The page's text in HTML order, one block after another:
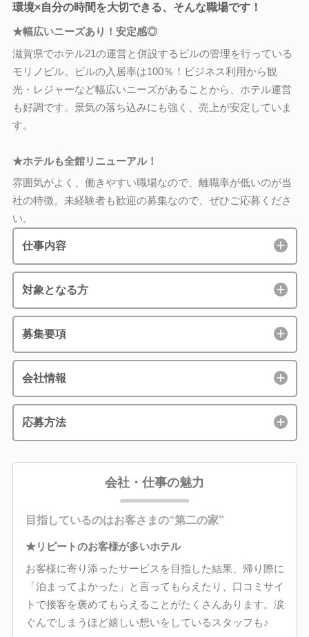
環境×自分の時間を大切できる、そんな職場です！
★幅広いニーズあり！安定感◎
滋賀県でホテル21の運営と併設するビルの管理を行っている
モリノビル。ビルの入居率は100％！ビジネス利用から観
光・レジャーなど幅広いニーズがあることから、ホテル運営
も好調です。景気の落ち込みにも強く、売上が安定していま
す。
★ホテルも全館リニューアル！
雰囲気がよく、働きやすい職場なので、離職率が低いのが当
社の特徴。未経験者も歓迎の募集なので、ぜひご応募くださ
い。
仕事内容
対象となる方
募集要項
会社情報
応募方法
会社・仕事の魅力
目指しているのはお客さまの“第二の家”
★リピートのお客様が多いホテル
お客様に寄り添ったサービスを目指した結果、帰り際に
「泊まってよかった」と言ってもらえたり、口コミサイ
トで接客を褒めてもらえることがたくさんあります。涙
ぐんでしまうほど嬉しい想いをしているスタッフも♪